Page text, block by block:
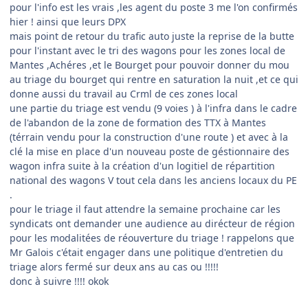
pour l'info est les vrais ,les agent du poste 3 me l'on confirmés
hier ! ainsi que leurs DPX
mais point de retour du trafic auto juste la reprise de la butte
pour l'instant avec le tri des wagons pour les zones local de
Mantes ,Achéres ,et le Bourget pour pouvoir donner du mou
au triage du bourget qui rentre en saturation la nuit ,et ce qui
donne aussi du travail au Crml de ces zones local
une partie du triage est vendu (9 voies ) à l'infra dans le cadre
de l'abandon de la zone de formation des TTX à Mantes
(térrain vendu pour la construction d'une route ) et avec à la
clé la mise en place d'un nouveau poste de géstionnaire des
wagon infra suite à la création d'un logitiel de répartition
national des wagons V tout cela dans les anciens locaux du PE
.
pour le triage il faut attendre la semaine prochaine car les
syndicats ont demander une audience au dirécteur de région
pour les modalitées de réouverture du triage ! rappelons que
Mr Galois c'était engager dans une politique d'entretien du
triage alors fermé sur deux ans au cas ou !!!!!
donc à suivre !!!! okok